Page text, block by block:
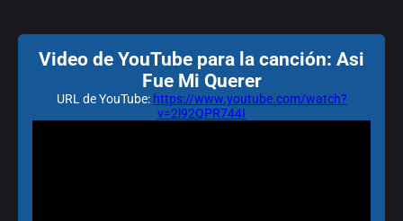
Video de YouTube para la canción: Asi
Fue Mi Querer
URL de YouTube: https://www.youtube.com/watch?
v=2l92QPR744I